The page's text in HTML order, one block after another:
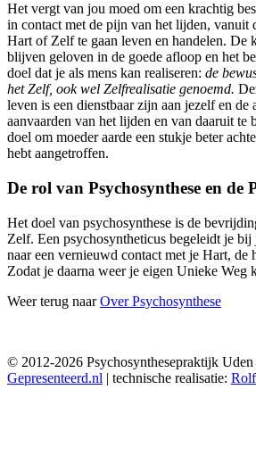
Het vergt van jou moed om een krachtig
in contact met de pijn van het lijden, vanuit
Hart of Zelf te gaan leven en handelen. De
blijven geloven in de goede afloop en het
doel dat je als mens kan realiseren: de
het Zelf, ook wel Zelfrealisatie genoemd.
leven is een dienstbaar zijn aan jezelf en de
aanvaarden van het lijden en van daaruit te
doel om moeder aarde een stukje beter
hebt aangetroffen.
De rol van Psychosynthese en de
Het doel van psychosynthese is de
Zelf. Een psychosyntheticus begeleidt je
naar een vernieuwd contact met je Hart, de
Zodat je daarna weer je eigen Unieke Weg
Weer terug naarOver Psychosynthese
© 2012-2026 Psychosynthesepraktijk
Gepresenteerd.nl | technische realisatie: Rolf